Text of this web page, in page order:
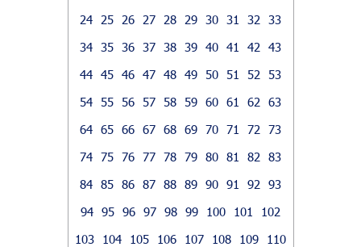
24
25 26 27 28 29 30 31 32
33
34 35 36 37 38 39 40 41 42
43
44 45 46 47 48 49 50 51 52
53
54 55 56 57 58 59 60 61 62
63
64 65 66 67 68 69 70 71 72
73
74 75 76 77 78 79 80 81 82
83
84 85 86 87 88 89 90 91 92
93
94 95 96 97 98 99 100 101
102
103
104 105 106 107 108 109
110